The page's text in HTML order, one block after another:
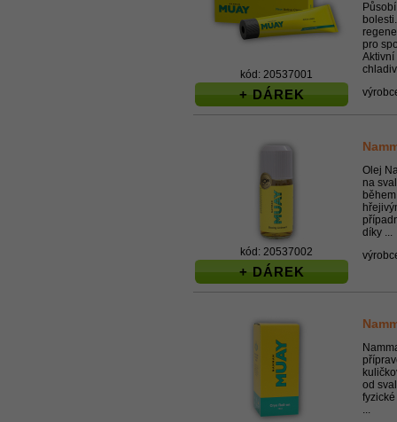
kód: 20537001
+ DÁREK
pro
Aktivní
kód: 20537002
+ DÁREK
Olej
na
díky ...
od
...